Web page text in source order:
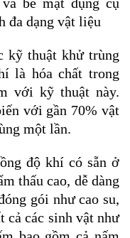
đa dạng vật liệu
kỹ thuật khử trùng
là hóa chất trong
với kỹ thuật này.
với gần 70% vật
một lần.
độ khí có sẵn ở
thấu cao, dễ dàng
gói như cao su,
cả các sinh vật như